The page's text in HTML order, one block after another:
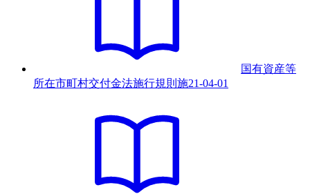
国有資産等
所在市町村交付金法施行規則 施21-04-01